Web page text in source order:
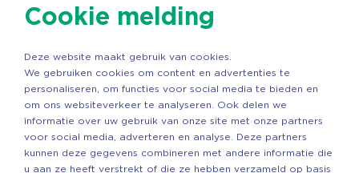
Rek.nr: NL85RABO0127579230
Copyright ©2026 Vechtgenoten
Cookie melding
Deze website maakt gebruik van cookies.
We gebruiken cookies om content en advertenties te
personaliseren, om functies voor social media te bieden en
om ons websiteverkeer te analyseren. Ook delen we
informatie over uw gebruik van onze site met onze partners
voor social media, adverteren en analyse. Deze partners
kunnen deze gegevens combineren met andere informatie die
u aan ze heeft verstrekt of die ze hebben verzameld op basis